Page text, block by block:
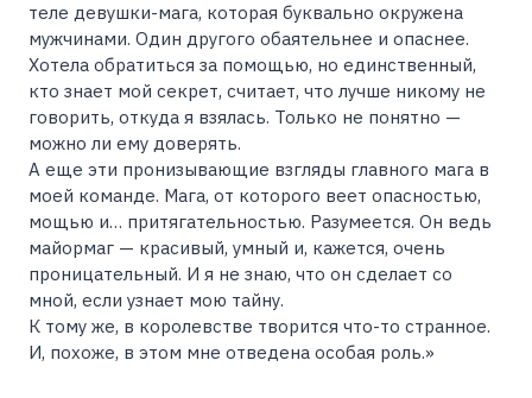
теле девушки-мага, которая буквально окружена
мужчинами. Один другого обаятельнее и опаснее.
Хотела обратиться за помощью, но единственный,
кто знает мой секрет, считает, что лучше никому не
говорить, откуда я взялась. Только не понятно —
можно ли ему доверять.
А еще эти пронизывающие взгляды главного мага в
моей команде. Мага, от которого веет опасностью,
мощью и… притягательностью. Разумеется. Он ведь
майормаг — красивый, умный и, кажется, очень
проницательный. И я не знаю, что он сделает со
мной, если узнает мою тайну.
К тому же, в королевстве творится что-то странное.
И, похоже, в этом мне отведена особая роль.»